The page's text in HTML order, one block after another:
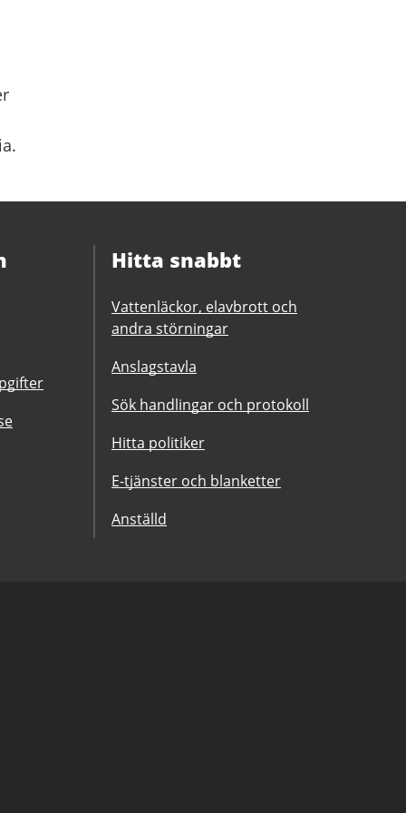
Hitta snabbt
Vattenläckor, elavbrott och
andra störningar
Anslagstavla
Sök handlingar och protokoll
Hitta politiker
E-tjänster och blanketter
Anställd